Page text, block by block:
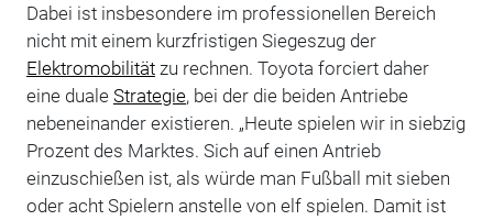
Dabei ist insbesondere im professionellen Bereich
nicht mit einem kurzfristigen Siegeszug der
Elektromobilitätzu rechnen. Toyota forciert daher
eine duale Strategie, bei der die beiden Antriebe
nebeneinander existieren. „Heute spielen wir in siebzig
Prozent des Marktes. Sich auf einen Antrieb
einzuschießen ist, als würde man Fußball mit sieben
oder acht Spielern anstelle von elf spielen. Damit ist